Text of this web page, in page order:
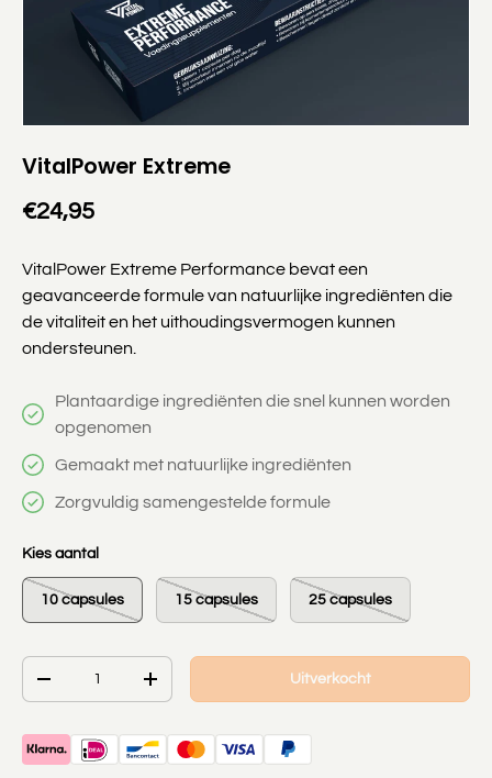
VitalPower Extreme
€24,95
VitalPower Extreme Performance bevat een
geavanceerde formule van natuurlijke ingrediënten die
de vitaliteit en het uithoudingsvermogen kunnen
ondersteunen.
Plantaardige ingrediënten die snel kunnen worden
opgenomen
Gemaakt met natuurlijke ingrediënten
Zorgvuldig samengestelde formule
Kies aantal
10 capsules 15 capsules 25 capsules
+ Uitverkocht